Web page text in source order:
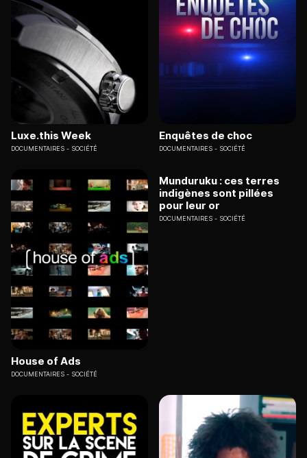
Luxe.this Week
DOCUMENTAIRES SOCIÉTÉ
Enquêtes de choc
DOCUMENTAIRES SOCIÉTÉ
House of Ads
DOCUMENTAIRES SOCIÉTÉ
Munduruku : ces terres
indigènes sont pillées
pour leur or
DOCUMENTAIRES SOCIÉTÉ